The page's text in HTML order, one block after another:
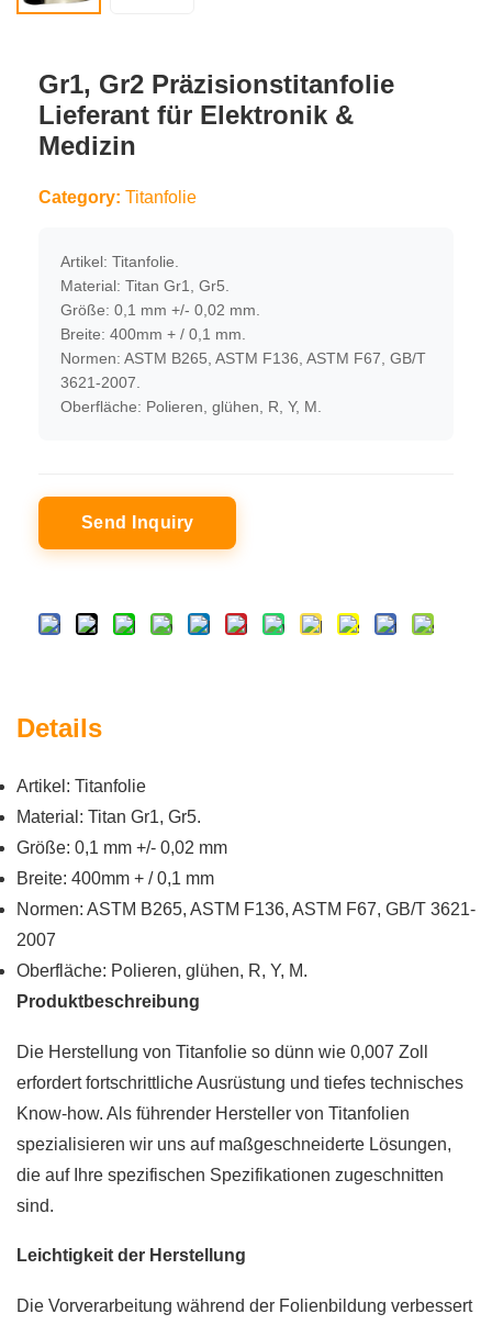
Gr1, Gr2 Präzisionstitanfolie
Lieferant für Elektronik &
Medizin
Category: Titanfolie
Artikel: Titanfolie.
Material: Titan Gr1, Gr5.
Größe: 0,1 mm +/- 0,02 mm.
Breite: 400mm + / 0,1 mm.
Normen: ASTM B265, ASTM F136, ASTM F67, GB/T
3621-2007.
Oberfläche: Polieren, glühen, R, Y, M.
Send Inquiry
Details
Artikel: Titanfolie
Material: Titan Gr1, Gr5.
Größe: 0,1 mm +/- 0,02 mm
Breite: 400mm + / 0,1 mm
Normen: ASTM B265, ASTM F136, ASTM F67, GB/T 3621-
2007
Oberfläche: Polieren, glühen, R, Y, M.
Produktbeschreibung
Die Herstellung von Titanfolie so dünn wie 0,007 Zoll
erfordert fortschrittliche Ausrüstung und tiefes technisches
Know-how. Als führender Hersteller von Titanfolien
spezialisieren wir uns auf maßgeschneiderte Lösungen,
die auf Ihre spezifischen Spezifikationen zugeschnitten
sind.
Leichtigkeit der Herstellung
Die Vorverarbeitung während der Folienbildung verbessert